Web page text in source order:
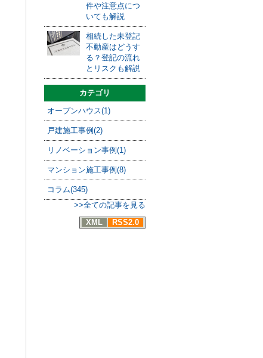
件や注意点につ
いても解説
相続した未登記
不動産はどうす
る？登記の流れ
とリスクも解説
カテゴリ
オープンハウス(1)
戸建施工事例(2)
リノベーション事例(1)
マンション施工事例(8)
コラム(345)
>>全ての記事を見る
XML
RSS2.0